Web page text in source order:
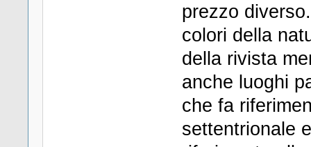
prezzo
colori della
della rivista
anche luoghi
che fa
settentrionale